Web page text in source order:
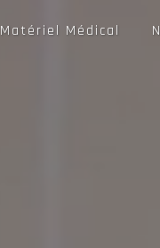
Matériel Médical